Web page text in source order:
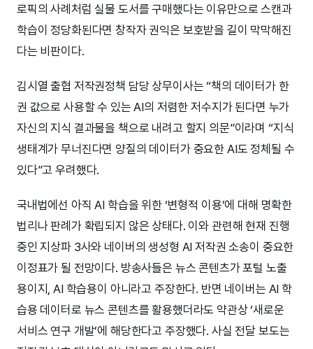
로픽의 사례처럼 실물 도서를 구매했다는 이유만으로 스캔과
학습이 정당화된다면 창작자 권익은 보호받을 길이 막막해진
다는 비판이다.
김시열 출협 저작권정책 담당 상무이사는 “책의 데이터가 한
권 값으로 사용할 수 있는 AI의 저렴한 저수지가 된다면 누가
자신의 지식 결과물을 책으로 내려고 할지 의문”이라며 “지식
생태계가 무너진다면 양질의 데이터가 중요한 AI도 정체될 수
있다”고 우려했다.
국내법에선 아직 AI 학습을 위한 ‘변형적 이용’에 대해 명확한
법리나 판례가 확립되지 않은 상태다. 이와 관련해 현재 진행
중인 지상파 3사와 네이버의 생성형 AI 저작권 소송이 중요한
이정표가 될 전망이다. 방송사들은 뉴스 콘텐츠가 포털 노출
용이지, AI 학습용이 아니라고 주장한다. 반면 네이버는 AI 학
습용 데이터로 뉴스 콘텐츠를 활용했더라도 약관상 ‘새로운
서비스 연구 개발’에 해당한다고 주장했다. 사실 전달 보도는